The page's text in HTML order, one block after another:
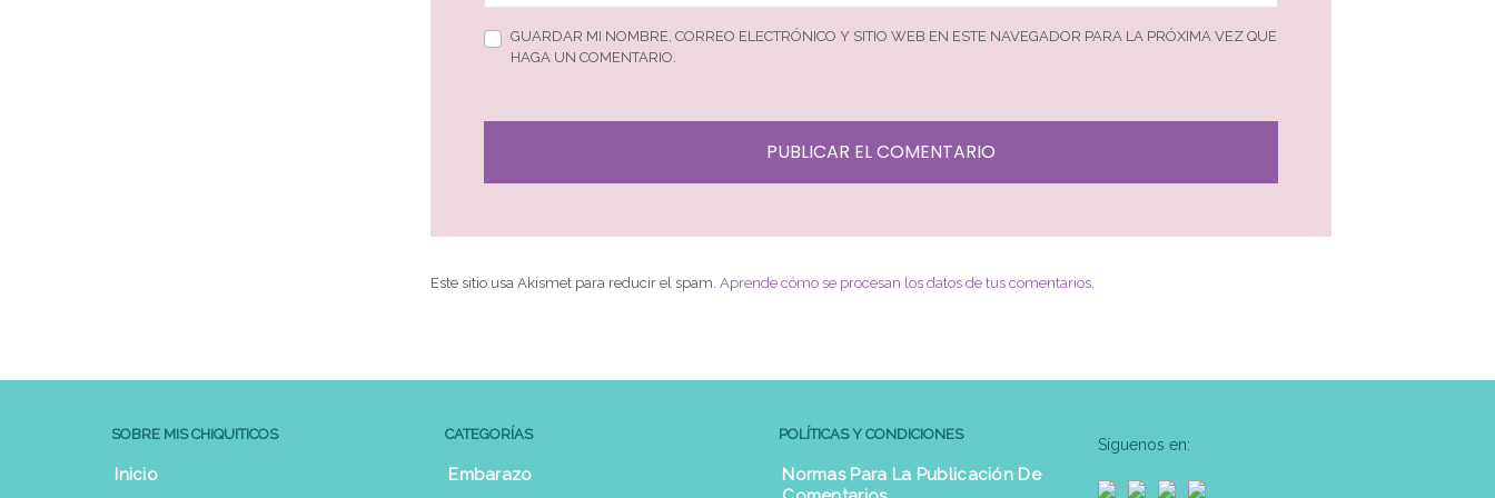
GUARDAR MI NOMBRE, CORREO ELECTRÓNICO Y SITIO WEB EN ESTE NAVEGADOR PARA LA PRÓXIMA VEZ QUE
HAGA UN COMENTARIO.
Este sitio usa Akismet para reducir el spam. Aprende cómo se procesan los datos de tus comentarios.
SOBRE MIS CHIQUITICOS
Inicio
CATEGORÍAS
Embarazo
POLÍTICAS Y CONDICIONES
Normas Para La Publicación De
Síguenos en: